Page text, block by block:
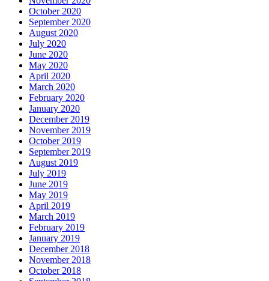
October 2020
September 2020
August 2020
July 2020
June 2020
May 2020
April 2020
March 2020
February 2020
January 2020
December 2019
November 2019
October 2019
September 2019
August 2019
July 2019
June 2019
May 2019
April 2019
March 2019
February 2019
January 2019
December 2018
November 2018
October 2018